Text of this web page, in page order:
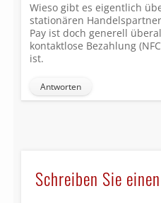
Wieso gibt es eigentlich
stationären
Pay ist doch generell
kontaktlose Bezahlung
ist.
Antworten
Schreiben Sie